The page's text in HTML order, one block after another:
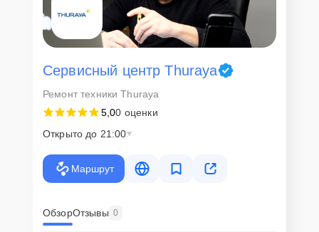
Сервисный центр Thuraya
Ремонт техники Thuraya
5,00 оценки
Открыто до 21:00
Маршрут
ОбзорОтзывы 0